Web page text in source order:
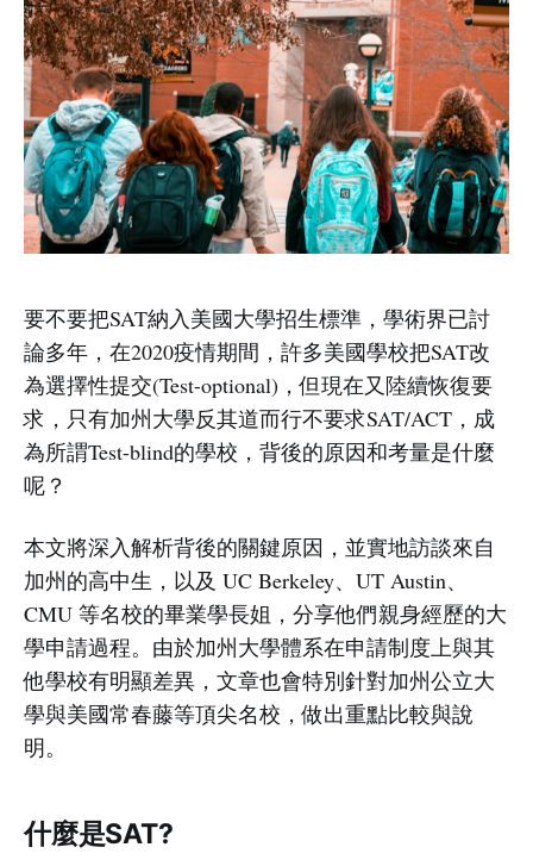
要不要把SAT納入美國大學招生標準，學術界已討
論多年，在2020疫情期間，許多美國學校把SAT改
為選擇性提交(Test-optional)，但現在又陸續恢復要
求，只有加州大學反其道而行不要求SAT/ACT，成
為所謂Test-blind的學校，背後的原因和考量是什麼
呢？
本文將深入解析背後的關鍵原因，並實地訪談來自
加州的高中生，以及 UC Berkeley、UT Austin、
CMU 等名校的畢業學長姐，分享他們親身經歷的大
學申請過程。由於加州大學體系在申請制度上與其
他學校有明顯差異，文章也會特別針對加州公立大
學與美國常春藤等頂尖名校，做出重點比較與說
明。
什麼是SAT?